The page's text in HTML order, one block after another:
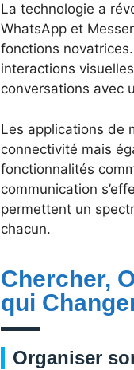
La technologie a
WhatsApp et
fonctions
interactions
conversations avec
Les applications de
connectivité mais
fonctionnalités
communication
permettent un
chacun.
Chercher,
qui
Organiser